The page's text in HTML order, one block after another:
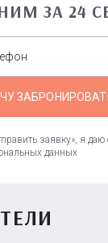
ЗА 24
заявку», я даю
данных